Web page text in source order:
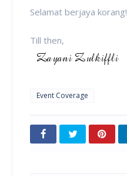
Selamat berjaya korang!
Till then,
Event Coverage